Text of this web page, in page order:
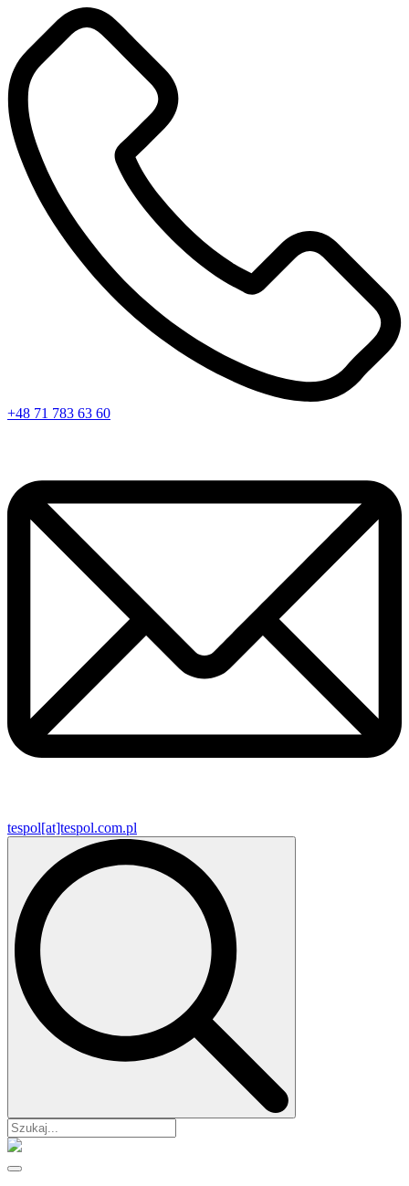
+48 71 783 63 60
tespol[at]tespol.com.pl
Search